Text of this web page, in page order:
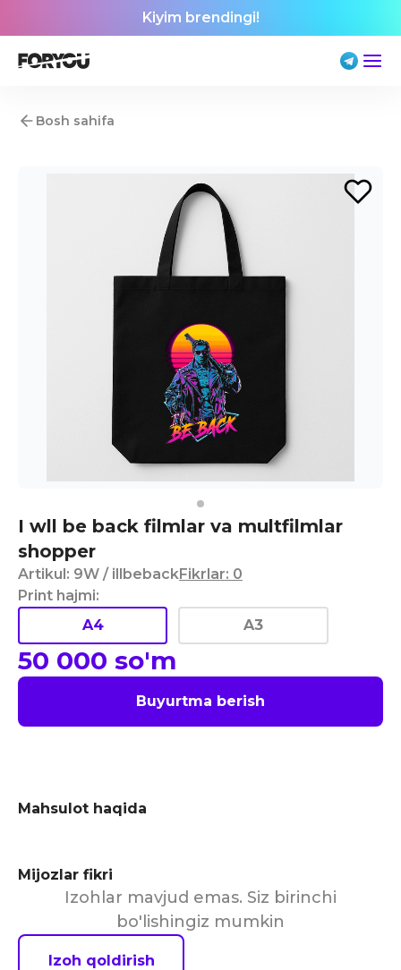
Kiyim brendingi!
Bosh sahifa
I wll be back filmlar va multfilmlar
shopper
Artikul: 9W / illbebackFikrlar: 0
Print hajmi:
A4
A3
50 000 so'm
Buyurtma berish
Mahsulot haqida
Mijozlar fikri
Izohlar mavjud emas. Siz birinchi
bo'lishingiz mumkin
Izoh qoldirish